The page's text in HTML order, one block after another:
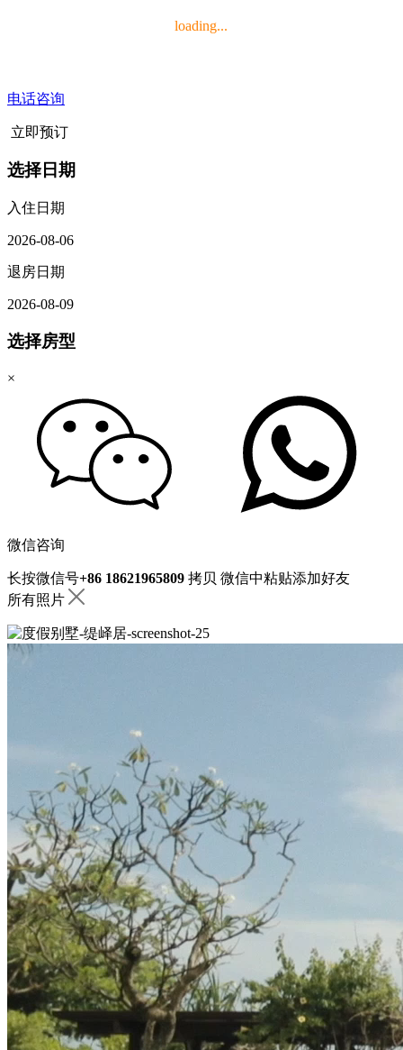
loading...
电话咨询
立即预订
选择日期
入住日期
2026-08-06
退房日期
2026-08-09
选择房型
×
微信咨询
长按微信号+86 18621965809 拷贝 微信中粘贴添加好友
所有照片